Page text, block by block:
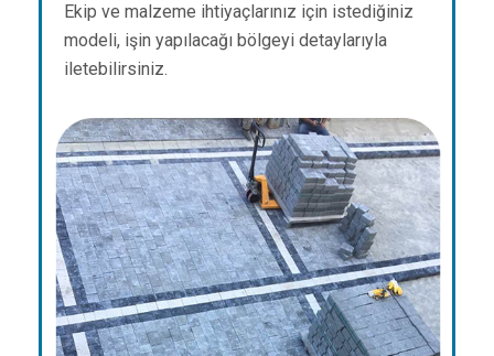
Ekip ve malzeme ihtiyaçlarınız için istediğiniz
modeli, işin yapılacağı bölgeyi detaylarıyla
iletebilirsiniz.